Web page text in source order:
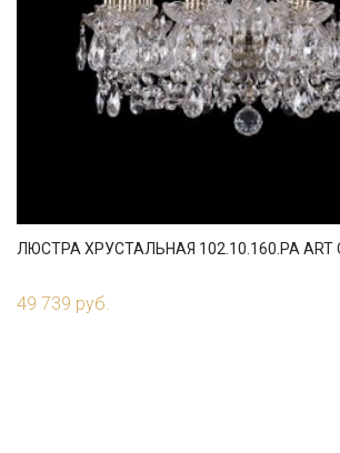
ЛЮСТРА ХРУСТАЛЬНАЯ 102.10.160.PA ART
49 739 руб.